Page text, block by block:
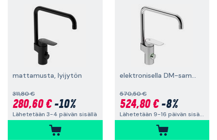
mattamusta, lyijytön
311,80 €
280,60 €-10%
Lähetetään 3-4 päivän sisällä
elektronisella DM-sammutusjärjestelmällä
570,50 €
524,80 €-8%
Lähetetään 9-16 päivän sisällä